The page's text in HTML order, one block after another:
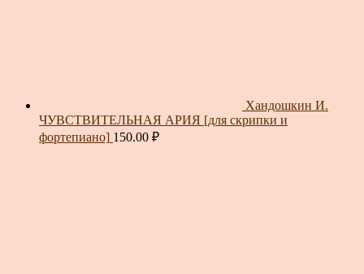
Хандошкин И.
ЧУВСТВИТЕЛЬНАЯ АРИЯ [для скрипки и
фортепиано] 150.00 ₽